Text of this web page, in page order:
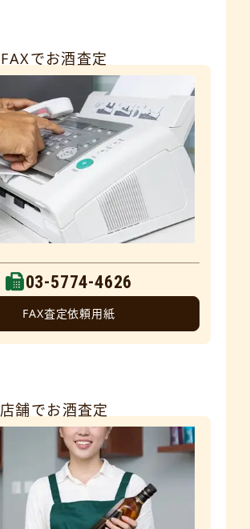
FAXでお酒査定
03-5774-4626
FAX査定依頼用紙
店舗でお酒査定